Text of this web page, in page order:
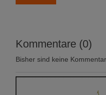
Kommentare (0)
Bisher sind keine